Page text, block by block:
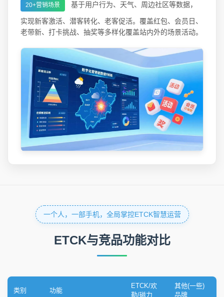
20+营销场景 基于用户行为、天气、周边社区等数据，
实现新客激活、潜客转化、老客促活。覆盖红包、会员日、
老带新、打卡挑战、抽奖等多样化覆盖站内外的场景活动。
一个人，一部手机，全局掌控ETCK智慧运营
ETCK与竞品功能对比
类别 功能
ETCK/欢
勒/磁力
其他(一些)
品牌